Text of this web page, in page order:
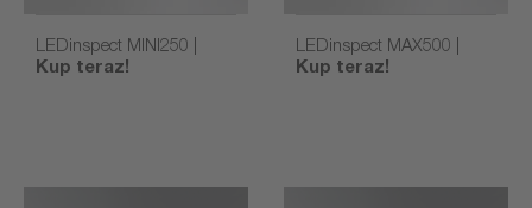
LEDinspect MINI250 |
Kup teraz!
LEDinspect MAX500 |
Kup teraz!